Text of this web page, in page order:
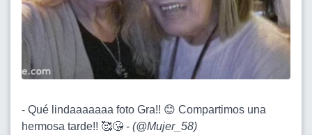
- Qué lindaaaaaaa foto Gra!! 😊 Compartimos una
hermosa tarde!! 🥰😘 - (@Mujer_58)